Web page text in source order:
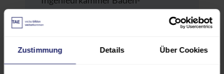
Zustimmung Details Über Cookies
Ingenieurekammer-Bau anerkannt.
Das Seminar ist gemäß der
Weiterbildungsordnung der